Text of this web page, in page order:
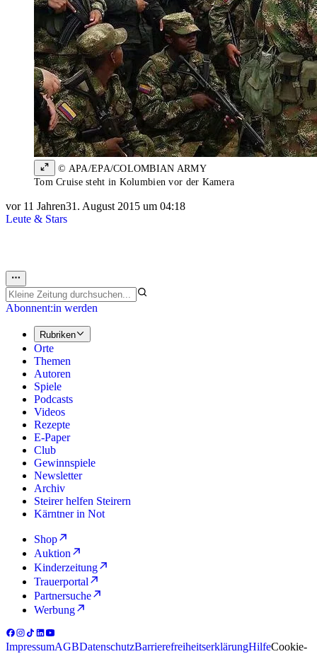
© APA/EPA/COLOMBIAN ARMY
Tom Cruise steht in Kolumbien vor der Kamera
vor 11 Jahren31. August 2015 um 04:18
Leute & Stars
Abonnent:in werden
Rubriken
Orte
Themen
Autoren
Spiele
Podcasts
Videos
Rezepte
E-Paper
Club
Gewinnspiele
Newsletter
Archiv
Steirer helfen Steirern
Kärntner in Not
Shop
Auktion
Kinderzeitung
Trauerportal
Partnersuche
Werbung
ImpressumAGBDatenschutzBarrierefreiheitserklärungHilfeCookie-